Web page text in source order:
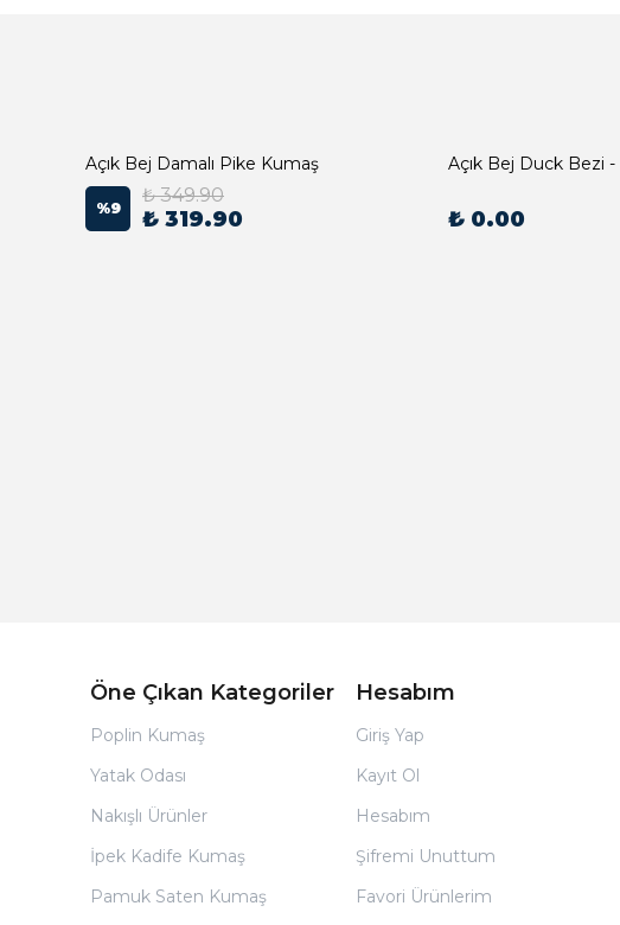
Açık Bej Damalı Pike Kumaş
%9
₺ 349.90
₺ 319.90 ₺ 0.00
Öne Çıkan Kategoriler
Poplin Kumaş
Yatak Odası
Nakışlı Ürünler
İpek Kadife Kumaş
Pamuk Saten Kumaş
Hesabım
Giriş Yap
Kayıt Ol
Hesabım
Şifremi Unuttum
Favori Ürünlerim